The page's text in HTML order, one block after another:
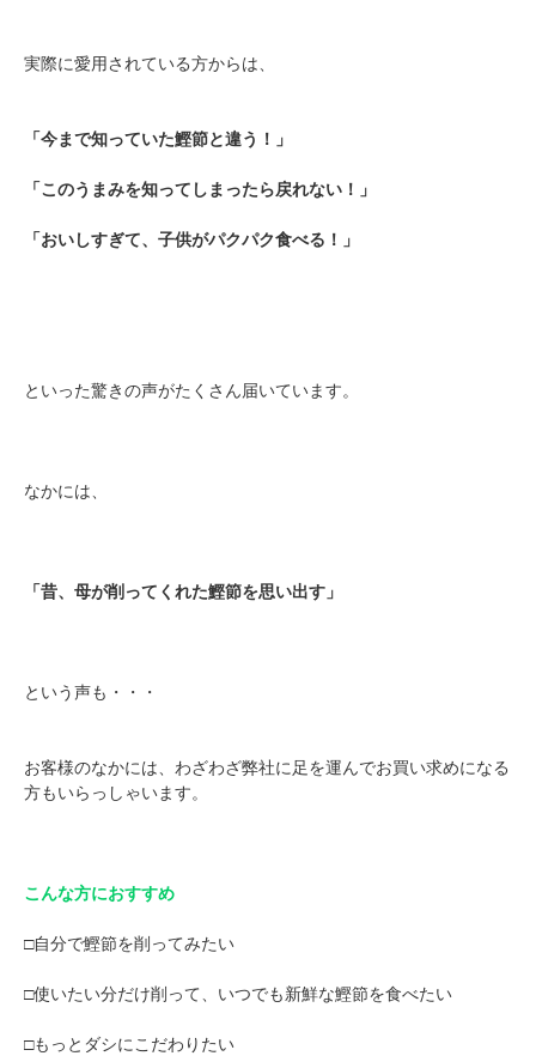
実際に愛用されている方からは、
「今まで知っていた鰹節と違う！」
「このうまみを知ってしまったら戻れない！」
「おいしすぎて、子供がパクパク食べる！」
といった驚きの声がたくさん届いています。
なかには、
「昔、母が削ってくれた鰹節を思い出す」
という声も・・・
お客様のなかには、わざわざ弊社に足を運んでお買い求めになる
方もいらっしゃいます。
こんな方におすすめ
□自分で鰹節を削ってみたい
□使いたい分だけ削って、いつでも新鮮な鰹節を食べたい
□もっとダシにこだわりたい